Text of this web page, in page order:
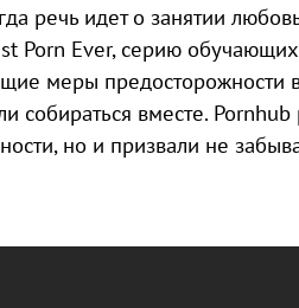
речь идет о занятии
Porn Ever, серию
меры предосторожности
собираться вместе.
но и призвали не